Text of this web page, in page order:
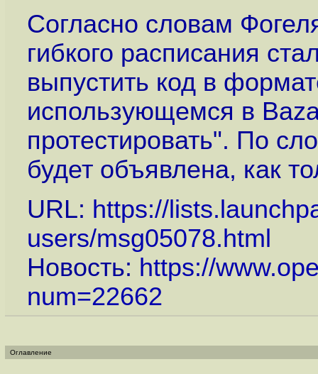
Согласно словам
гибкого расписания
выпустить код в
использующемся в
протестировать". По
будет объявлена, как
URL: https://
users/msg05078.html
Новость: https://
num=22662
Оглавление